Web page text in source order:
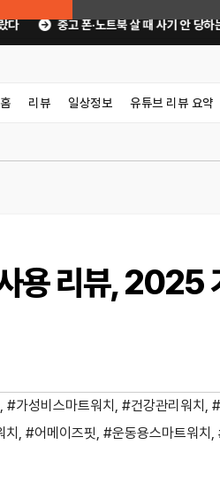
북 살 때 사기 안 당하는 체크리스트｜직거
홈 리뷰 일상정보 유튜브 리뷰 요약
리뷰, 2025
, #가성비스마트워치 , #건강관리워치 ,
치 , #어메이즈핏, #운동용스마트워치 ,